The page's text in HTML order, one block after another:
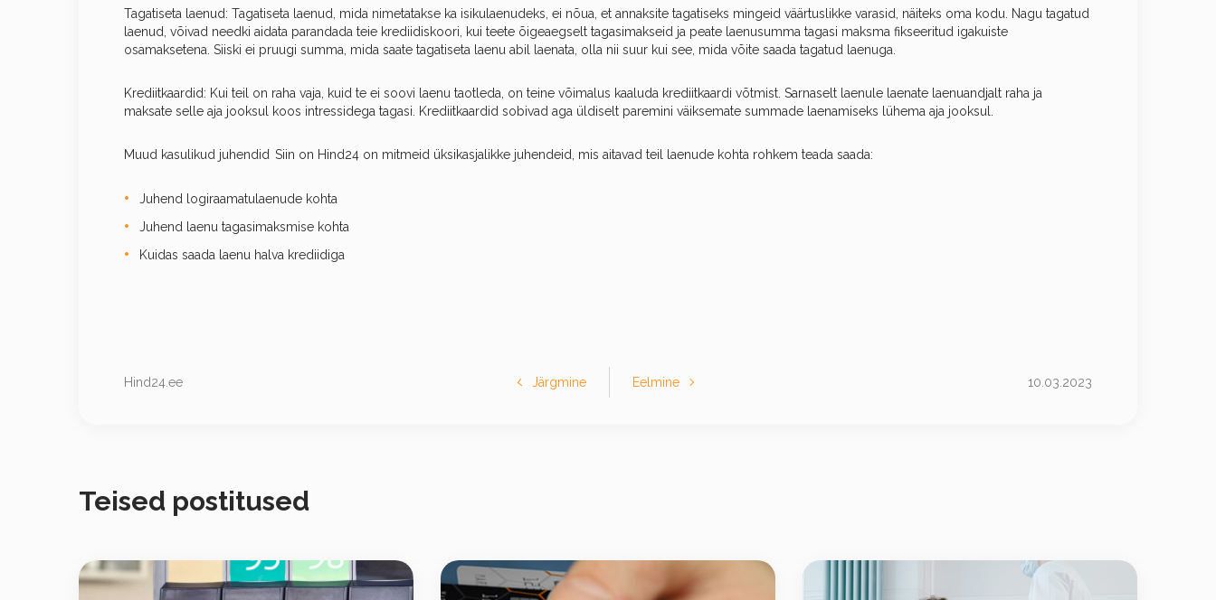
Tagatiseta laenud: Tagatiseta laenud, mida nimetatakse ka isikulaenudeks, ei nõua, et annaksite tagatiseks mingeid väärtuslikke varasid, näiteks oma kodu. Nagu tagatud
laenud, võivad needki aidata parandada teie krediidiskoori, kui teete õigeaegselt tagasimakseid ja peate laenusumma tagasi maksma fikseeritud igakuiste
osamaksetena. Siiski ei pruugi summa, mida saate tagatiseta laenu abil laenata, olla nii suur kui see, mida võite saada tagatud laenuga.
Krediitkaardid: Kui teil on raha vaja, kuid te ei soovi laenu taotleda, on teine võimalus kaaluda krediitkaardi võtmist. Sarnaselt laenule laenate laenuandjalt raha ja
maksate selle aja jooksul koos intressidega tagasi. Krediitkaardid sobivad aga üldiselt paremini väiksemate summade laenamiseks lühema aja jooksul.
Muud kasulikud juhendid Siin on Hind24 on mitmeid üksikasjalikke juhendeid, mis aitavad teil laenude kohta rohkem teada saada:
Juhend logiraamatulaenude kohta
Juhend laenu tagasimaksmise kohta
Kuidas saada laenu halva krediidiga
Hind24.ee Järgmine Eelmine 10.03.2023
Teised postitused